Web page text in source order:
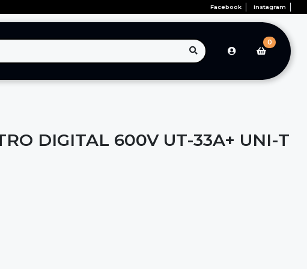
Facebook Instagram
0
DIGITAL 600V UT-33A+ UNI-T